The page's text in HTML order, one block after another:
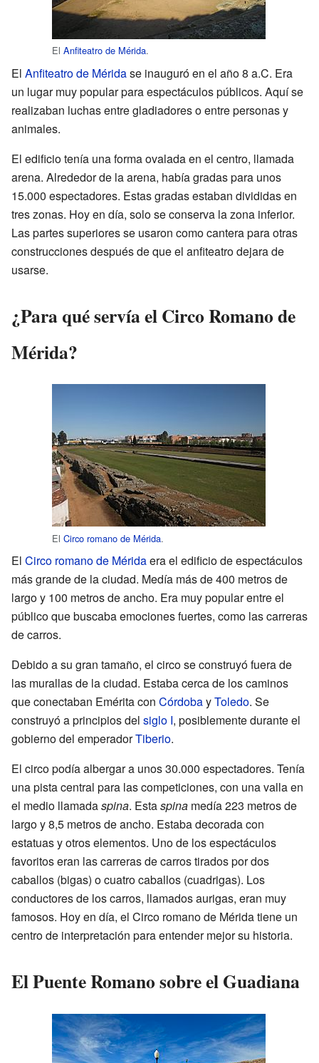
El Anfiteatro de Mérida.
El Anfiteatro de Méridase inauguró en el año 8 a.C. Era
un lugar muy popular para espectáculos públicos. Aquí se
realizaban luchas entre gladiadores o entre personas y
animales.
El edificio tenía una forma ovalada en el centro, llamada
arena. Alrededor de la arena, había gradas para unos
15.000 espectadores. Estas gradas estaban divididas en
tres zonas. Hoy en día, solo se conserva la zona inferior.
Las partes superiores se usaron como cantera para otras
construcciones después de que el anfiteatro dejara de
usarse.
¿Para qué servía el Circo Romano de
Mérida?
El Circo romano de Mérida.
El Circo romano de Méridaera el edificio de espectáculos
más grande de la ciudad. Medía más de 400 metros de
largo y 100 metros de ancho. Era muy popular entre el
público que buscaba emociones fuertes, como las carreras
de carros.
Debido a su gran tamaño, el circo se construyó fuera de
las murallas de la ciudad. Estaba cerca de los caminos
que conectaban Emérita con CórdobayToledo. Se
construyó a principios del siglo I, posiblemente durante el
gobierno del emperadorTiberio.
El circo podía albergar a unos 30.000 espectadores. Tenía
una pista central para las competiciones, con una valla en
el medio llamadaspina. Estaspina medía 223 metros de
largo y 8,5 metros de ancho. Estaba decorada con
estatuas y otros elementos. Uno de los espectáculos
favoritos eran las carreras de carros tirados por dos
caballos (bigas) o cuatro caballos (cuadrigas). Los
conductores de los carros, llamados aurigas, eran muy
famosos. Hoy en día, el Circo romano de Mérida tiene un
centro de interpretación para entender mejor su historia.
El Puente Romano sobre el Guadiana